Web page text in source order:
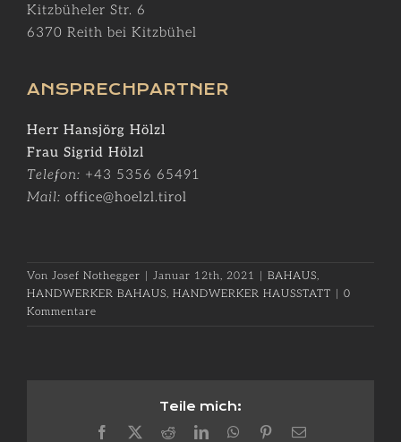
Kitzbüheler Str. 6
6370 Reith bei Kitzbühel
ANSPRECHPARTNER
Herr Hansjörg Hölzl
Frau Sigrid Hölzl
Telefon: +43 5356 65491
Mail: office@hoelzl.tirol
Von Josef Nothegger Januar 12th, 2021 BAHAUS,
HANDWERKER BAHAUS, HANDWERKER HAUSSTATT
0
Kommentare
Teile mich:
Facebook RedditLinkedInWhatsApp
Pinterest
E-